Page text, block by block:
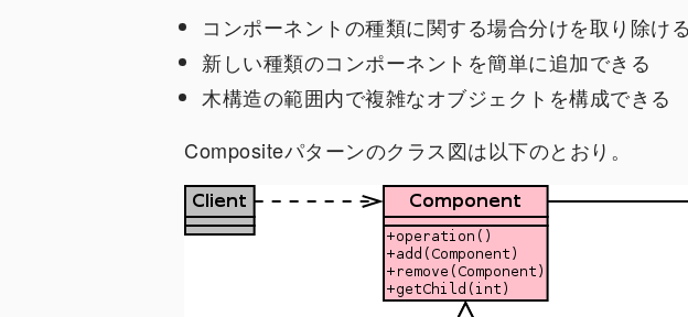
コンポーネントの種類に関する場合分けを取り除け
新しい種類のコンポーネントを簡単に追加できる
木構造の範囲内で複雑なオブジェクトを構成できる
Compositeパターンのクラス図は以下のとおり。